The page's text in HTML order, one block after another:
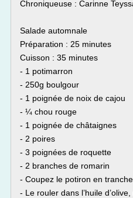
Chroniqueuse : Carinne
Salade automnale
Préparation : 25 minutes
Cuisson : 35 minutes
- 1 potimarron
- 250g boulgour
- 1 poignée de noix de cajou
- ¼ chou rouge
- 1 poignée de châtaignes
- 2 poires
- 3 poignées de roquette
- 2 branches de romarin
- Coupez le potiron en
- Le rouler dans l’huile